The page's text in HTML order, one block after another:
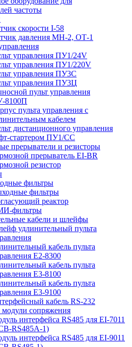
частоты
скорости I-58
давления МН-2, ОТ-1
управления ПУ1/24V
управления ПУ1/220V
управления ПУ3С
управления ПУ3Ц
пульт управления
8100П
пульта управления с
кабелем
дистанционного управления
стартером ПУ1/СС
прерыватели и резисторы
прерыватель EI-BR
резистор
фильтры
фильтры
реактор
фильтры
кабели и шлейфы
удлинительный пульта
кабель пульта
Е2-8300
кабель пульта
Е3-8100
кабель пульта
Е3-9100
кабель RS-232
сопряжения
интерфейса RS485 для EI-7011
RS485A-1)
интерфейса RS485 для EI-9011